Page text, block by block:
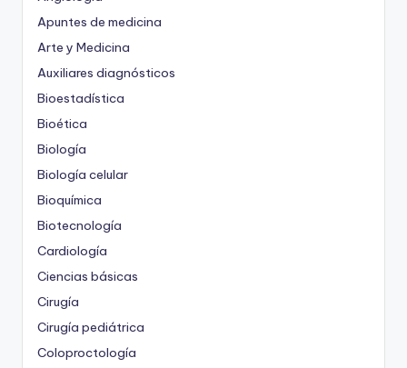
Apuntes de medicina
Arte y Medicina
Auxiliares diagnósticos
Bioestadística
Bioética
Biología
Biología celular
Bioquímica
Biotecnología
Cardiología
Ciencias básicas
Cirugía
Cirugía pediátrica
Coloproctología